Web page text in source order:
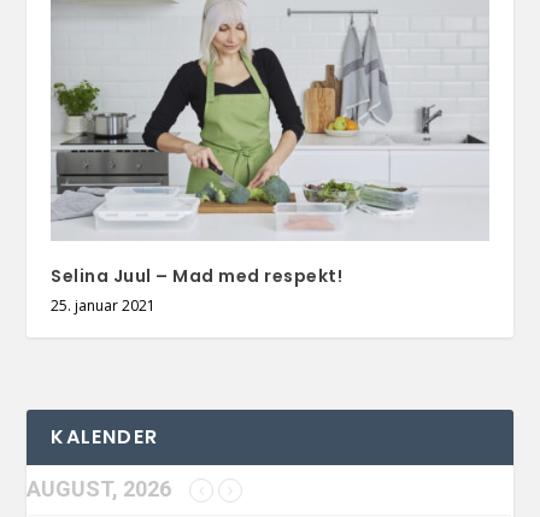
Selina Juul – Mad med respekt!
25. januar 2021
KALENDER
AUGUST, 2026